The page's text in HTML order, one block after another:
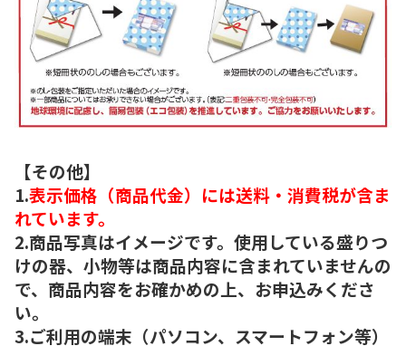
【その他】
1.表示価格（商品代金）には送料・消費税が含ま
れています。
2.商品写真はイメージです。使用している盛りつ
けの器、小物等は商品内容に含まれていませんの
で、商品内容をお確かめの上、お申込みくださ
い。
3.ご利用の端末（パソコン、スマートフォン等）